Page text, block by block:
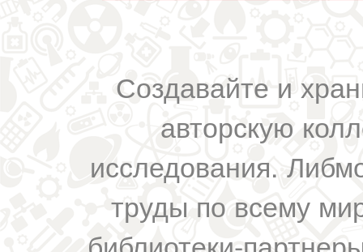
Создавайте и
авторскую
исследования.
труды по всему